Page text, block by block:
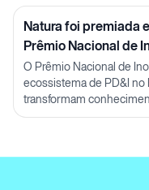
Natura foi premiada
Prêmio Nacional de
O Prêmio Nacional de
ecossistema de PD&I
transformam